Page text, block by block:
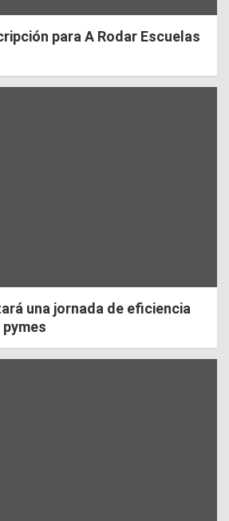
para A Rodar Escuelas
una jornada de eficiencia